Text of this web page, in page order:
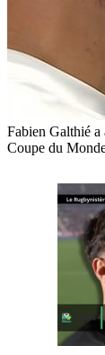
Fabien Galthié a
Coupe du